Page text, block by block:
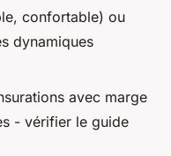
confortable) ou
dynamiques
avec marge
- vérifier le guide